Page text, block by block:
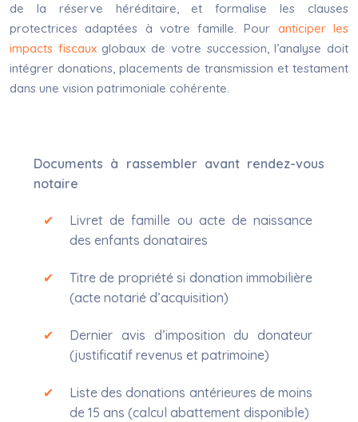
de la réserve héréditaire, et formalise les clauses
protectrices adaptées à votre famille. Pour anticiper les
impacts fiscauxglobaux de votre succession, l’analyse doit
intégrer donations, placements de transmission et testament
dans une vision patrimoniale cohérente.
Documents à rassembler avant rendez-vous
notaire
Livret de famille ou acte de naissance
des enfants donataires
Titre de propriété si donation immobilière
(acte notarié d’acquisition)
Dernier avis d’imposition du donateur
(justificatif revenus et patrimoine)
Liste des donations antérieures de moins
de 15 ans (calcul abattement disponible)